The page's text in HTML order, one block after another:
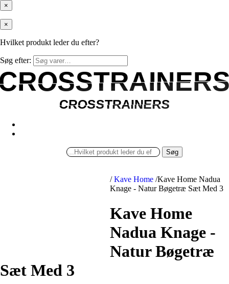
×
×
Hvilket produkt leder du efter?
Søg efter:
CROSSTRAINERS
CROSSTRAINERS
Søg
/ Kave Home /Kave Home Nadua
Knage - Natur Bøgetræ Sæt Med 3
Kave Home
Nadua Knage -
Natur Bøgetræ
Sæt Med 3